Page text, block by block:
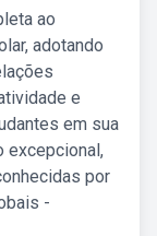
ao
adotando
e
em sua
excepcional,
por
-